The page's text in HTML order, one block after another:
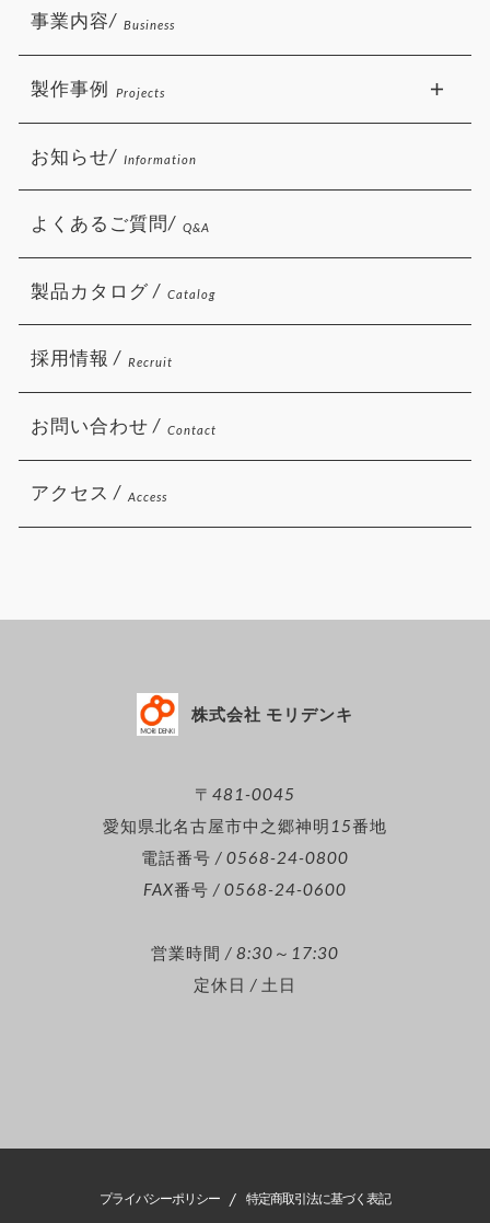
株式会社 モリデンキ
〒481-0045
愛知県北名古屋市中之郷神明15番地
電話番号 / 0568-24-0800
FAX番号 / 0568-24-0600
営業時間 / 8:30～17:30
定休日 / 土日
事業内容/ Business
製作事例 Projects
お知らせ/ Information
よくあるご質問/ Q&A
製品カタログ / Catalog
採用情報 / Recruit
お問い合わせ / Contact
アクセス / Access
プライバシーポリシー / 特定商取引法に基づく表記